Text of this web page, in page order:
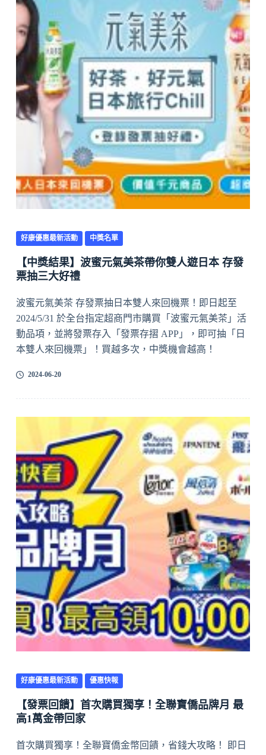
好康優惠最新活動 中獎名單
【中獎結果】波蜜元氣美茶帶你雙人遊日本 存發
票抽三大好禮
波蜜元氣美茶 存發票抽日本雙人來回機票！即日起至
2024/5/31 於全台指定超商門市購買「波蜜元氣美茶」活
動品項，並將發票存入「發票存摺 APP」，即可抽「日
本雙人來回機票」！買越多次，中獎機會越高！
2024-06-20
好康優惠最新活動 優惠快報
【發票回饋】首次購買獨享！全聯寶僑品牌月 最
高1萬金帶回家
首次購買獨享！全聯寶僑金幣回饋，省錢大攻略！ 即日